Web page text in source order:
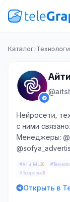
Каталог
Нейросети,
с ними
Менеджеры:
#AI и ML 30
#Здоровье5
Открыть в